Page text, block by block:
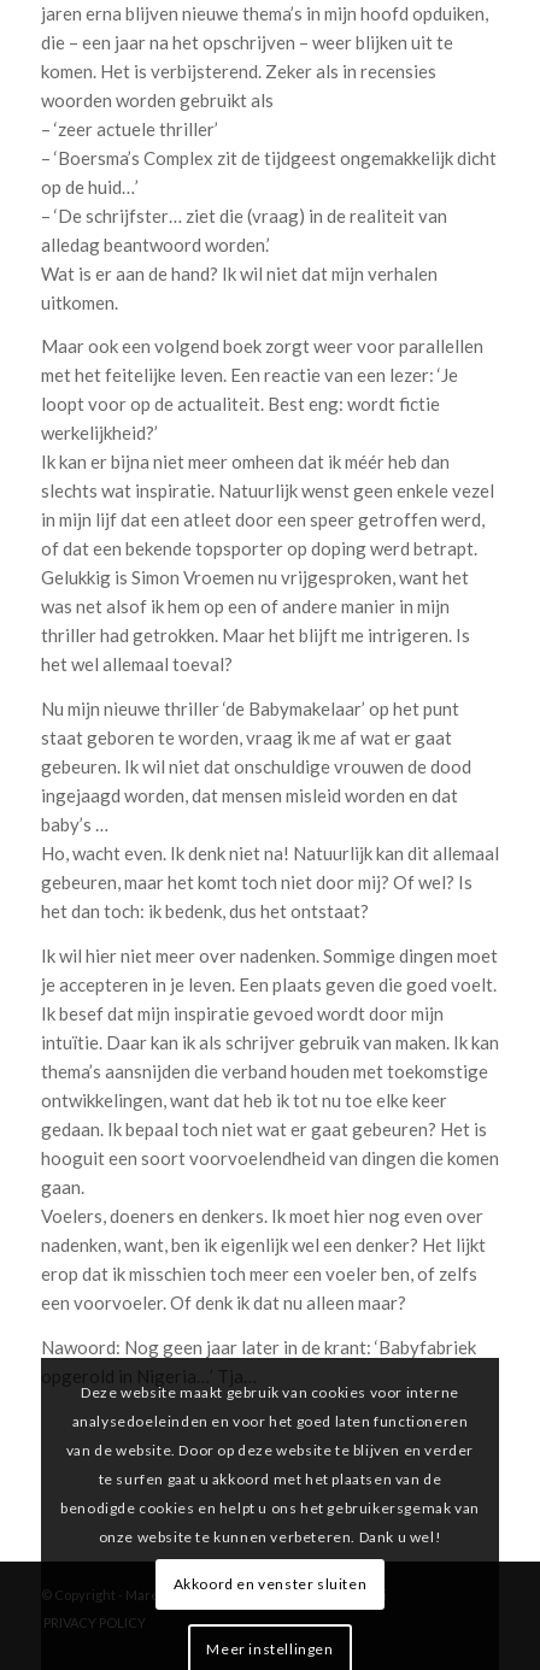
jaren erna blijven nieuwe thema’s in mijn hoofd opduiken,
die – een jaar na het opschrijven – weer blijken uit te
komen. Het is verbijsterend. Zeker als in recensies
woorden worden gebruikt als
– ‘zeer actuele thriller’
– ‘Boersma’s Complex zit de tijdgeest ongemakkelijk dicht
op de huid…’
– ‘De schrijfster… ziet die (vraag) in de realiteit van
alledag beantwoord worden.’
Wat is er aan de hand? Ik wil niet dat mijn verhalen
uitkomen.
Maar ook een volgend boek zorgt weer voor parallellen
met het feitelijke leven. Een reactie van een lezer: ‘Je
loopt voor op de actualiteit. Best eng: wordt fictie
werkelijkheid?’
Ik kan er bijna niet meer omheen dat ik méér heb dan
slechts wat inspiratie. Natuurlijk wenst geen enkele vezel
in mijn lijf dat een atleet door een speer getroffen werd,
of dat een bekende topsporter op doping werd betrapt.
Gelukkig is Simon Vroemen nu vrijgesproken, want het
was net alsof ik hem op een of andere manier in mijn
thriller had getrokken. Maar het blijft me intrigeren. Is
het wel allemaal toeval?
Nu mijn nieuwe thriller ‘de Babymakelaar’ op het punt
staat geboren te worden, vraag ik me af wat er gaat
gebeuren. Ik wil niet dat onschuldige vrouwen de dood
ingejaagd worden, dat mensen misleid worden en dat
baby’s …
Ho, wacht even. Ik denk niet na! Natuurlijk kan dit allemaal
gebeuren, maar het komt toch niet door mij? Of wel? Is
het dan toch: ik bedenk, dus het ontstaat?
Ik wil hier niet meer over nadenken. Sommige dingen moet
je accepteren in je leven. Een plaats geven die goed voelt.
Ik besef dat mijn inspiratie gevoed wordt door mijn
intuïtie. Daar kan ik als schrijver gebruik van maken. Ik kan
thema’s aansnijden die verband houden met toekomstige
ontwikkelingen, want dat heb ik tot nu toe elke keer
gedaan. Ik bepaal toch niet wat er gaat gebeuren? Het is
hooguit een soort voorvoelendheid van dingen die komen
gaan.
Voelers, doeners en denkers. Ik moet hier nog even over
nadenken, want, ben ik eigenlijk wel een denker? Het lijkt
erop dat ik misschien toch meer een voeler ben, of zelfs
een voorvoeler. Of denk ik dat nu alleen maar?
Nawoord: Nog geen jaar later in de krant: ‘Babyfabriek
© Copyright - Marelle Boersma
Enfold Theme by Kriesi
PRIVACY POLICY
Deze website maakt gebruik van cookies voor interne
analysedoeleinden en voor het goed laten functioneren
van de website. Door op deze website te blijven en verder
te surfen gaat u akkoord met het plaatsen van de
benodigde cookies en helpt u ons het gebruikersgemak van
onze website te kunnen verbeteren. Dank u wel!
Akkoord en venster sluiten
Meer instellingen